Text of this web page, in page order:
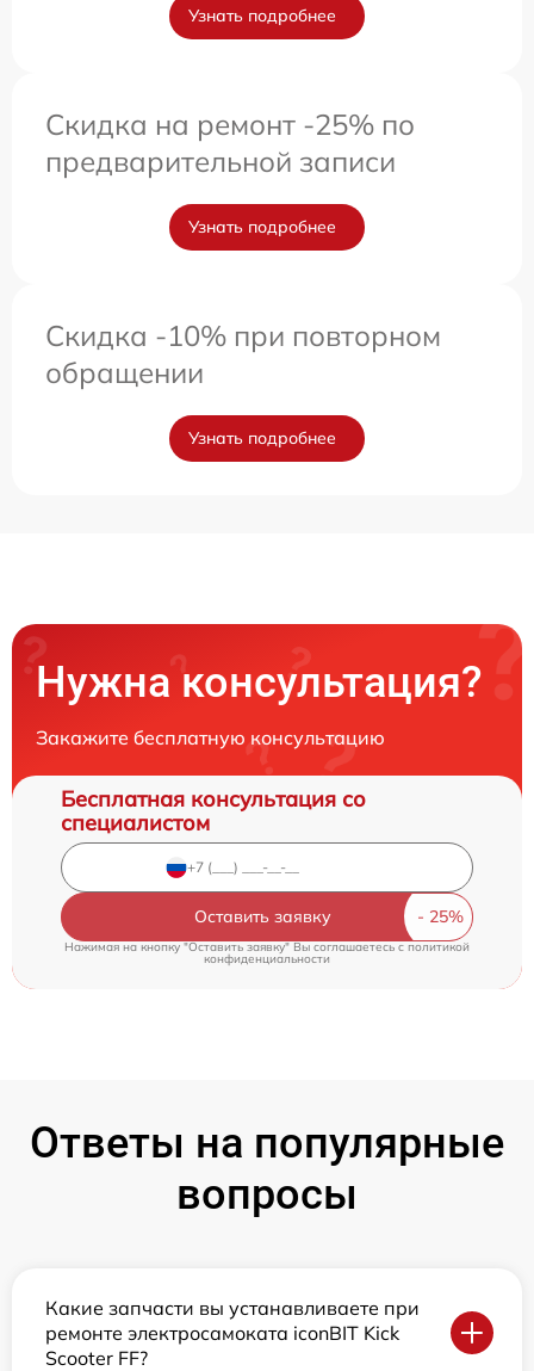
Узнать подробнее
Скидка на ремонт -25% по
предварительной записи
Узнать подробнее
Скидка -10% при повторном
обращении
Узнать подробнее
Нужна консультация?
Закажите бесплатную консультацию
Бесплатная консультация со
специалистом
Оставить заявку
Нажимая на кнопку "Оставить заявку" Вы соглашаетесь cполитикой
конфиденциальности
Ответы на популярные
вопросы
Какие запчасти вы устанавливаете при
ремонте электросамоката iconBIT Kick
Scooter FF?